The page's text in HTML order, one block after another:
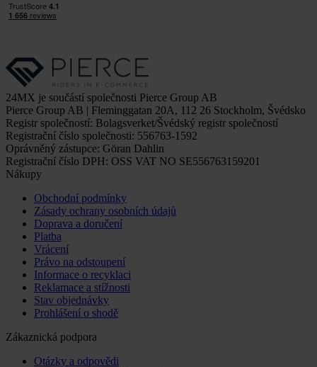
24MX je součástí společnosti Pierce Group AB
Pierce Group AB | Fleminggatan 20A, 112 26 Stockholm, Švédsko
Registr společností: Bolagsverket/Švédský registr společností
Registrační číslo společnosti: 556763-1592
Oprávněný zástupce: Göran Dahlin
Registrační číslo DPH: OSS VAT NO SE556763159201
Nákupy
Obchodní podmínky
Zásady ochrany osobních údajů
Doprava a doručení
Platba
Vrácení
Právo na odstoupení
Informace o recyklaci
Reklamace a stížnosti
Stav objednávky
Prohlášení o shodě
Zákaznická podpora
Otázky a odpovědi